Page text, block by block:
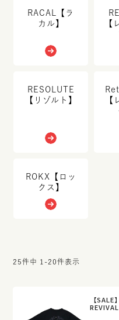
RACAL【ラ
カル】
【
RESOLUTE
【リゾルト】
【
ROKX【ロッ
クス】
25件中 1 -20件表示
【